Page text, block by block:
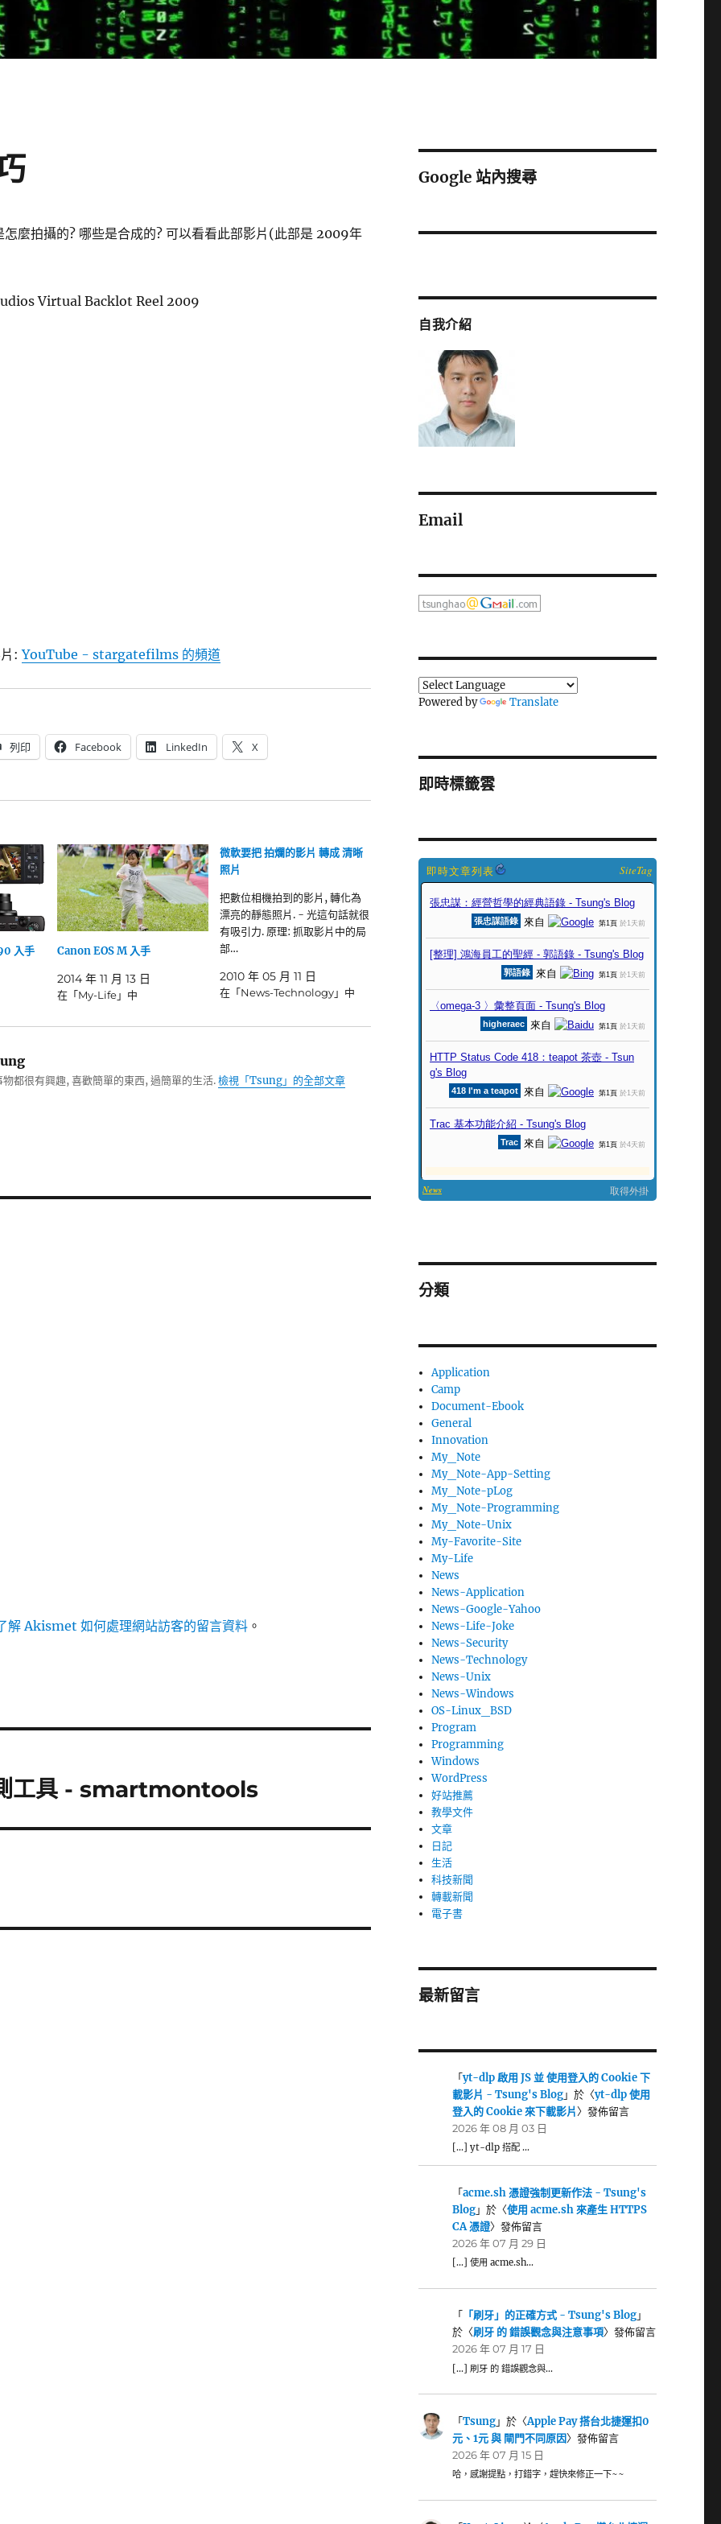
怎麼拍攝的? 哪些是合成的? 可以看看此部影片(此部是 2009年
Virtual Backlot Reel 2009
片:YouTube - stargatefilms 的頻道
列印 Facebook LinkedIn X
入手 Canon EOS M 入手
2014 年 11 月 13 日
在「My-Life」中
微軟要把 拍爛的影片 轉成 清晰
照片
把數位相機拍到的影片, 轉化為
漂亮的靜態照片. - 光這句話就很
有吸引力. 原理: 抓取影片中的局
部…
2010 年 05 月 11 日
在「News-Technology」中
都很有興趣, 喜歡簡單的東西, 過簡單的生活.檢視「Tsung」的全部文章
解 Akismet 如何處理網站訪客的留言資料 。
工具 - smartmontools
Google 站內搜尋
自我介紹
Email
Powered by Translate
即時標籤雲
SiteTag
分類
Application
Camp
Document-Ebook
General
Innovation
My_Note
My_Note-App-Setting
My_Note-pLog
My_Note-Programming
My_Note-Unix
My-Favorite-Site
My-Life
News
News-Application
News-Google-Yahoo
News-Life-Joke
News-Security
News-Technology
News-Unix
News-Windows
OS-Linux_BSD
Program
Programming
Windows
WordPress
好站推薦
教學文件
文章
日記
生活
科技新聞
轉載新聞
電子書
最新留言
「yt-dlp 啟用 JS 並 使用登入的 Cookie 下
載影片 - Tsung's Blog」於〈yt-dlp 使用
登入的 Cookie 來下載影片〉發佈留言
2026 年 08 月 03 日
[…] yt-dlp 搭配 …
「acme.sh 憑證強制更新作法 - Tsung's
Blog」於〈使用 acme.sh 來產生 HTTPS
CA 憑證〉發佈留言
2026 年 07 月 29 日
[…] 使用 acme.sh…
「 「刷牙」的正確方式 - Tsung's Blog」
於〈刷牙 的 錯誤觀念與注意事項〉發佈留言
2026 年 07 月 17 日
[…] 刷牙 的 錯誤觀念與…
「Tsung」於〈Apple Pay 搭台北捷運扣0
元、1元 與 閘門不同原因〉發佈留言
2026 年 07 月 15 日
哈，感謝提點，打錯字，趕快來修正一下~~